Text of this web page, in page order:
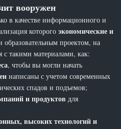
вооружен
в качестве информационного и
которогоэкономические и
образовательным проектом, на
с такими материалами, как:
, чтобы вы могли начать
написаны с учетом современных
спадов и подъемов;
и продуктов для
высоких технологий и